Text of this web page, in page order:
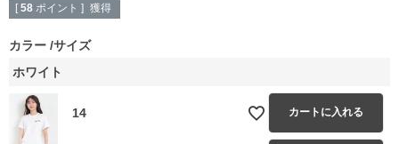
[ 58 ポイント ] 獲得
カラー サイズ
ホワイト
14 カートに入れる